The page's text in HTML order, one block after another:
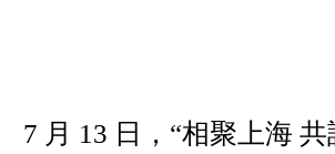
7 月 13 日，“相聚上海